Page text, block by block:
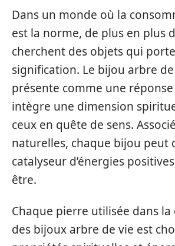
Dans un monde où la
est la norme, de plus en plus
cherchent des objets qui
signification. Le bijou arbre de
présente comme une
intègre une dimension
ceux en quête de sens.
naturelles, chaque bijou peut
catalyseur d’énergies
être.
Chaque pierre utilisée dans
des bijoux arbre de vie est